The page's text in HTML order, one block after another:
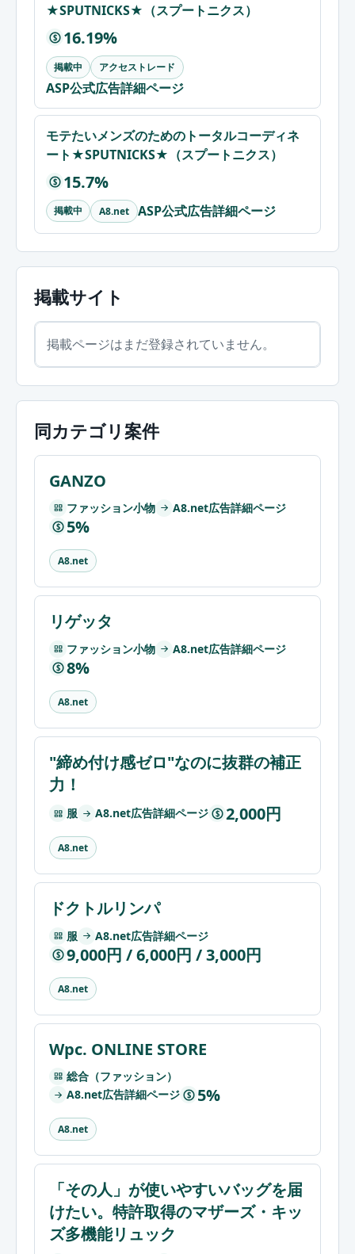
★SPUTNICKS★（スプートニクス）
$ 16.19%
掲載中 アクセストレード
ASP公式広告詳細ページ
モテたいメンズのためのトータルコーディネ
ート★SPUTNICKS★（スプートニクス）
$ 15.7%
掲載中 A8.net ASP公式広告詳細ページ
掲載サイト
掲載ページはまだ登録されていません。
同カテゴリ案件
GANZO
ファッション小物 A8.net広告詳細ページ
$ 5%
A8.net
リゲッタ
ファッション小物 A8.net広告詳細ページ
$ 8%
A8.net
"締め付け感ゼロ"なのに抜群の補正
力！
服 A8.net広告詳細ページ $ 2,000円
A8.net
ドクトルリンパ
服 A8.net広告詳細ページ
$ 9,000円 / 6,000円 / 3,000円
A8.net
Wpc. ONLINE STORE
総合（ファッション）
A8.net広告詳細ページ
$ 5%
A8.net
「その人」が使いやすいバッグを届
けたい。特許取得のマザーズ・キッ
ズ多機能リュック